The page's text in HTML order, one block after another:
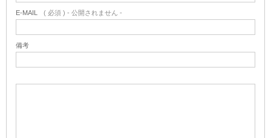
E-MAIL ( 必須 ) - 公開されません -
備考